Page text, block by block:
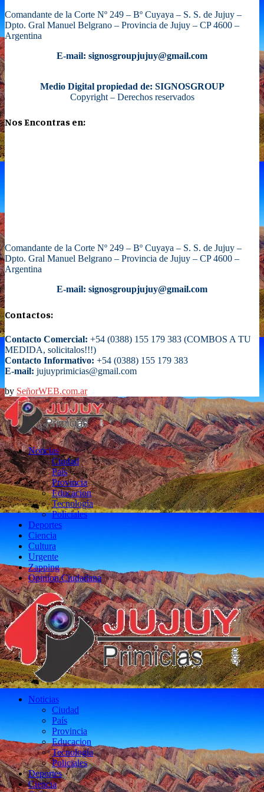
Comandante de la Corte Nº 249 – Bº Cuyaya – S. S. de Jujuy –
Dpto. Gral Manuel Belgrano – Provincia de Jujuy – CP 4600 –
Argentina
E-mail: signosgroupjujuy@gmail.com
Medio Digital propiedad de: SIGNOSGROUP
Copyright – Derechos reservados
Nos Encontras en:
Comandante de la Corte Nº 249 – Bº Cuyaya – S. S. de Jujuy –
Dpto. Gral Manuel Belgrano – Provincia de Jujuy – CP 4600 –
Argentina
E-mail: signosgroupjujuy@gmail.com
Contactos:
Contacto Comercial: +54 (0388) 155 179 383 (COMBOS A TU
MEDIDA, solicitalos!!!)
Contacto Informativo: +54 (0388) 155 179 383
E-mail: jujuyprimicias@gmail.com
by SeñorWEB.com.ar
Facebook
Twitter
Instagram
Email
Noticias
Ciudad
País
Provincia
Educacion
Tecnología
Policiales
Deportes
Ciencia
Cultura
Urgente
Zapping
Opinion Ciudadana
Noticias
Ciudad
País
Provincia
Educacion
Tecnología
Policiales
Deportes
Ciencia